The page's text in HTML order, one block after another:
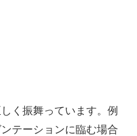
く振舞っています。例
テーションに臨む場合